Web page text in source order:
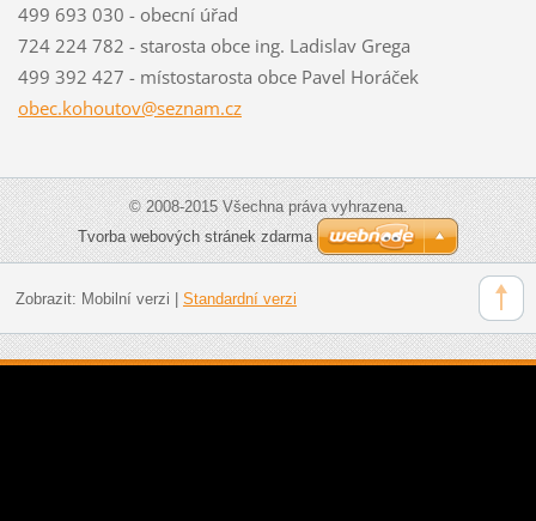
499 693 030 - obecní úřad
724 224 782 - starosta obce ing. Ladislav Grega
499 392 427 - místostarosta obce Pavel Horáček
obec.kohoutov@seznam.cz
© 2008-2015 Všechna práva vyhrazena.
Tvorba webových stránek zdarma
Zobrazit: Mobilní verzi Standardní verzi